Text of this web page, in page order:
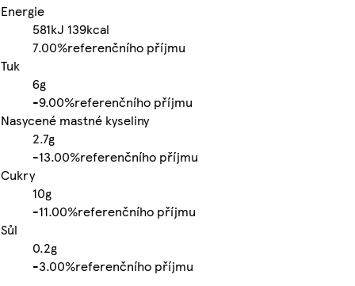
Energie
581kJ 139kcal
7.00%referenčního příjmu
Tuk
6g
-9.00%referenčního příjmu
Nasycené mastné kyseliny
2.7g
-13.00%referenčního příjmu
Cukry
10g
-11.00%referenčního příjmu
Sůl
0.2g
-3.00%referenčního příjmu